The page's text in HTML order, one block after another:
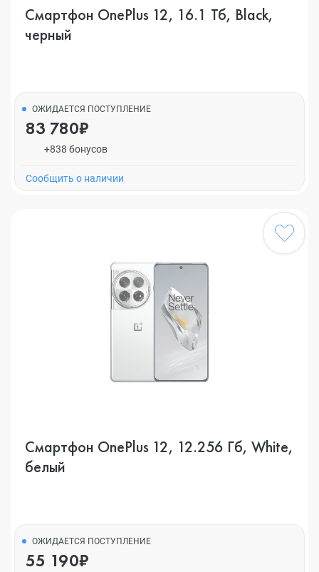
Смартфон OnePlus 12, 16.1 Тб, Black,
черный
ОЖИДАЕТСЯ ПОСТУПЛЕНИЕ
83 780₽
+838 бонусов
Cообщить о наличии
Смартфон OnePlus 12, 12.256 Гб, White,
белый
ОЖИДАЕТСЯ ПОСТУПЛЕНИЕ
55 190₽